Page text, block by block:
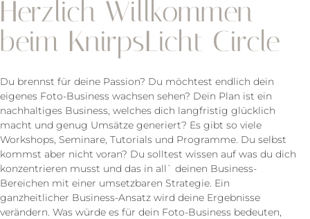
Herzlich Willkommen
beim KnirpsLicht Circle
Du brennst für deine Passion? Du möchtest endlich dein
eigenes Foto-Business wachsen sehen? Dein Plan ist ein
nachhaltiges Business, welches dich langfristig glücklich
macht und genug Umsätze generiert? Es gibt so viele
Workshops, Seminare, Tutorials und Programme. Du selbst
kommst aber nicht voran? Du solltest wissen auf was du dich
konzentrieren musst und das in all` deinen Business-
Bereichen mit einer umsetzbaren Strategie. Ein
ganzheitlicher Business-Ansatz wird deine Ergebnisse
verändern. Was würde es für dein Foto-Business bedeuten,